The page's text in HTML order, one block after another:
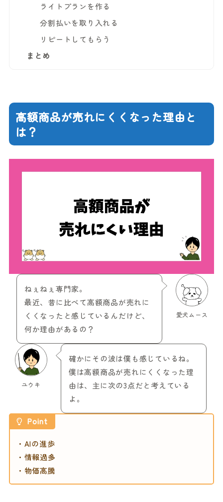
ライトプランを作る
分割払いを取り入れる
リピートしてもらう
まとめ
高額商品が売れにくくなった理由と
は？
愛犬ムース
ねぇねぇ専門家。
最近、昔に比べて高額商品が売れに
くくなったと感じているんだけど、
何か理由があるの？
ユウキ
確かにその波は僕も感じているね。
僕は高額商品が売れにくくなった理
由は、主に次の3点だと考えている
よ。
Point
・AIの進歩
・情報過多
・物価高騰